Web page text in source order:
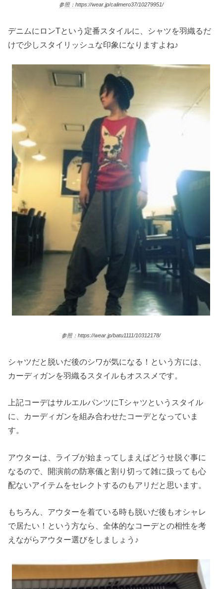
参照：https://wear.jp/calimero37/10279951/
デニムにロンTという定番スタイルに、シャツを羽織るだ
けで少しスタイリッシュな印象になりますよね♪
参照：https://wear.jp/batu1111/10312178/
シャツだと脱いだ後のシワが気になる！という方には、
カーディガンを羽織るスタイルもオススメです。
上記コーデはサルエルパンツにTシャツというスタイル
に、カーディガンを組み合わせたコーデとなっていま
す。
アウターは、ライブが始まってしまえばどうせ脱ぐ事に
なるので、開演前の防寒儀と割り切って雑に扱っても心
配ないアイテムをセレクトするのもアリだと思います。
もちろん、アウターを着ている時も脱いだ後もオシャレ
で居たい！という方なら、全体的なコーデとの相性を考
えながらアウター選びをしましょう♪